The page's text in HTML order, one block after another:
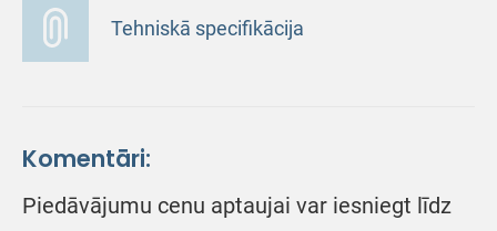
Tehniskā specifikācija
Komentāri:
Piedāvājumu cenu aptaujai var iesniegt līdz